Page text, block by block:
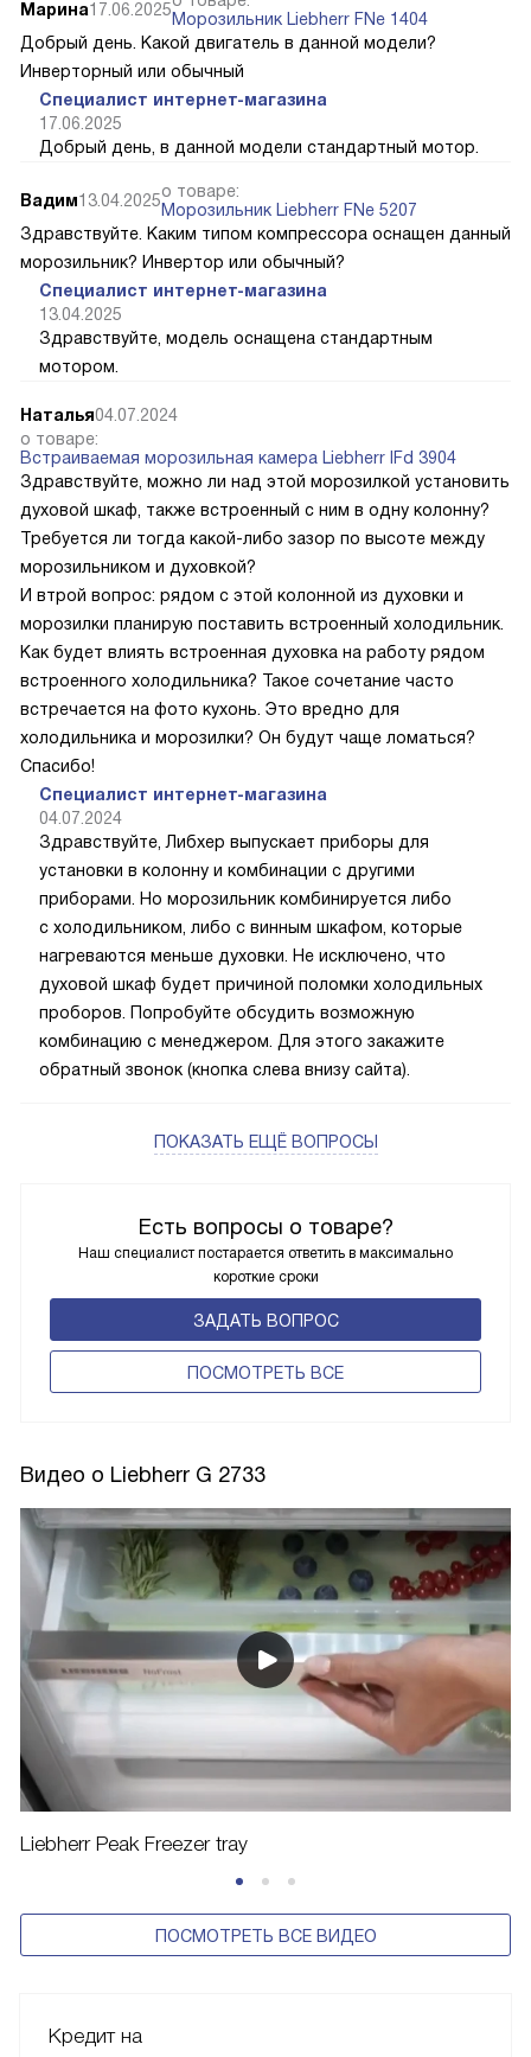
Есть вопросы о товаре?
Наш специалист постарается ответить в максимально
короткие сроки
ЗАДАТЬ ВОПРОС
ПОCМОТРЕТЬ ВСЕ
Марина17.06.2025Морозильник Liebherr FNe 1404
Добрый день. Какой двигатель в данной модели?
Инверторный или обычный
Специалист интернет-магазина
17.06.2025
Добрый день, в данной модели стандартный мотор.
Вадим13.04.2025о товаре:
Морозильник Liebherr FNe 5207
Здравствуйте. Каким типом компрессора оснащен данный
морозильник? Инвертор или обычный?
Специалист интернет-магазина
13.04.2025
Здравствуйте, модель оснащена стандартным
мотором.
Наталья04.07.2024
о товаре:
Встраиваемая морозильная камера Liebherr IFd 3904
Здравствуйте, можно ли над этой морозилкой установить
духовой шкаф, также встроенный с ним в одну колонну?
Требуется ли тогда какой-либо зазор по высоте между
морозильником и духовкой?
И втрой вопрос: рядом с этой колонной из духовки и
морозилки планирую поставить встроенный холодильник.
Как будет влиять встроенная духовка на работу рядом
встроенного холодильника? Такое сочетание часто
встречается на фото кухонь. Это вредно для
холодильника и морозилки? Он будут чаще ломаться?
Спасибо!
Специалист интернет-магазина
04.07.2024
Здравствуйте, Либхер выпускает приборы для
установки в колонну и комбинации с другими
приборами. Но морозильник комбинируется либо
с холодильником, либо с винным шкафом, которые
нагреваются меньше духовки. Не исключено, что
духовой шкаф будет причиной поломки холодильных
проборов. Попробуйте обсудить возможную
комбинацию с менеджером. Для этого закажите
обратный звонок (кнопка слева внизу сайта).
ПОКАЗАТЬ ЕЩЁ ВОПРОСЫ
Видео о Liebherr G 2733
Liebherr Peak Freezer tray
ПОСМОТРЕТЬ ВСЕ ВИДЕО
Кредит на